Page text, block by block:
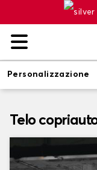
Personalizzazione
Telo